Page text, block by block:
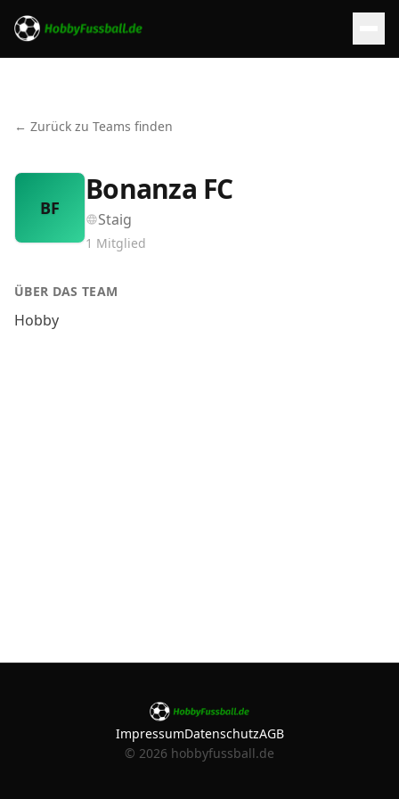
← Zurück zu Teams finden
BF
Bonanza FC
Staig
1 Mitglied
ÜBER DAS TEAM
Hobby
ImpressumDatenschutzAGB
© 2026 hobbyfussball.de